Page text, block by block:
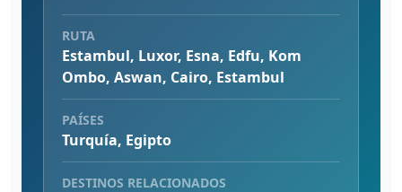
RUTA
Estambul, Luxor, Esna, Edfu, Kom
Ombo, Aswan, Cairo, Estambul
PAÍSES
Turquía, Egipto
DESTINOS RELACIONADOS